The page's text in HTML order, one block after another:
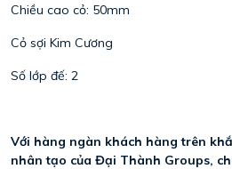
Chiều cao cỏ: 50mm
Cỏ sợi Kim Cương
Số lớp đế: 2
Với hàng ngàn khách hàng trên
nhân tạo của Đại Thành Groups,